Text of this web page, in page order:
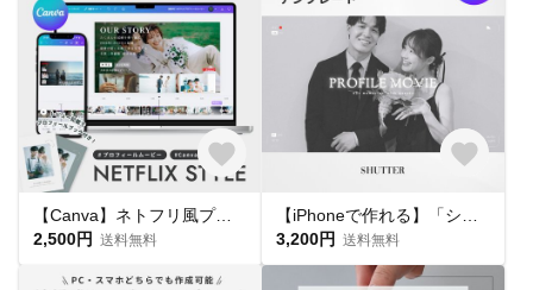
【Canva】ネトフリ風プロフィールムービー / NETFLIX STYLE / 結婚式ムービー / 自作 / テンプレート
2,500円 送料無料
3,200円 送料無料